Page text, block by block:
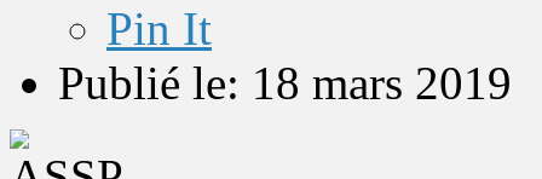
Pin It
Publié le: 18 mars 2019